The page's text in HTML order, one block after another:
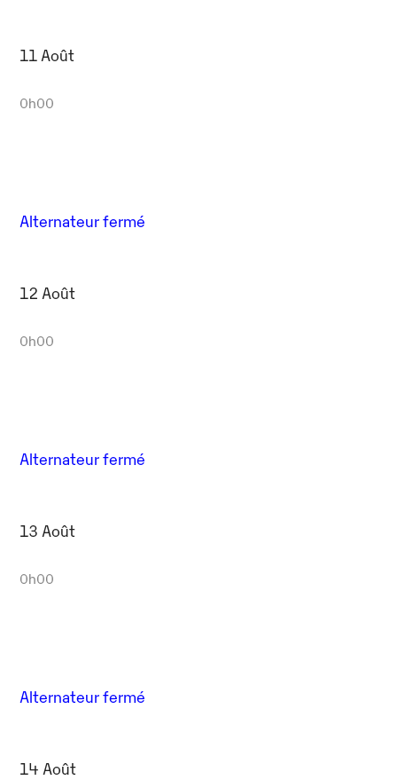
11 Août
0h00
Alternateur fermé
12 Août
0h00
Alternateur fermé
13 Août
0h00
Alternateur fermé
14 Août